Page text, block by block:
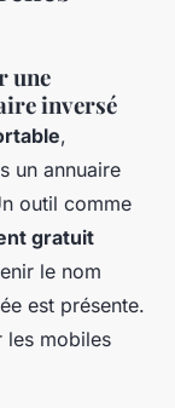
une
inversé
,
un annuaire
outil comme
gratuit
le nom
est présente.
les mobiles